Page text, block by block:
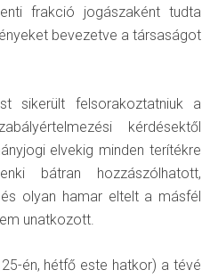
frakció jogászaként tudta
bevezetve a társaságot
sikerült felsorakoztatniuk a
kérdésektől
elvekig minden terítékre
bátran hozzászólhatott,
olyan hamar eltelt a másfél
unatkozott.
én, hétfő este hatkor) a tévé